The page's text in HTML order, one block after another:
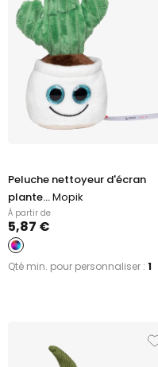
Peluche nettoyeur d'écran
plante...Mopik
À partir de
5,87 €
Qté min. pour personnaliser : 1